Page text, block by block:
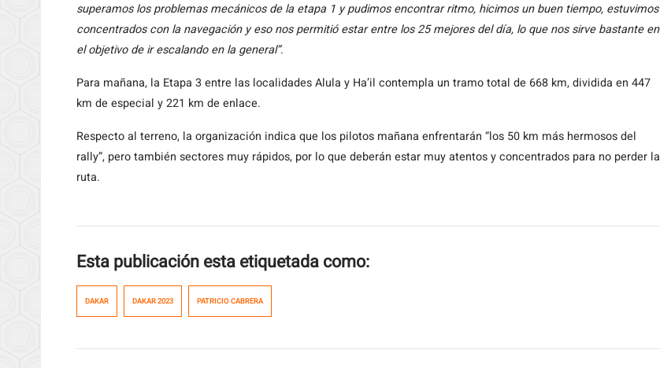
superamos los problemas mecánicos de la etapa 1 y pudimos encontrar ritmo, hicimos un buen tiempo, estuvimos
concentrados con la navegación y eso nos permitió estar entre los 25 mejores del día, lo que nos sirve bastante en
el objetivo de ir escalando en la general”.
Para mañana, la Etapa 3 entre las localidades Alula y Ha’il contempla un tramo total de 668 km, dividida en 447
km de especial y 221 km de enlace.
Respecto al terreno, la organización indica que los pilotos mañana enfrentarán “los 50 km más hermosos del
rally”, pero también sectores muy rápidos, por lo que deberán estar muy atentos y concentrados para no perder la
ruta.
Esta publicación esta etiquetada como:
DAKAR DAKAR 2023 PATRICIO CABRERA